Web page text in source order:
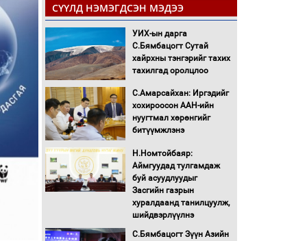
СҮҮЛД НЭМЭГДСЭН МЭДЭЭ
УИХ-ын дарга
С.Бямбацогт Сутай
хайрхны тэнгэрийг тахих
тахилгад оролцлоо
С.Амарсайхан: Иргэдийг
хохироосон ААН-ийн
нуугтмал хөрөнгийг
битүүмжлэнэ
Н.Номтойбаяр:
Аймгуудад тулгамдаж
буй асуудлуудыг
Засгийн газрын
хуралдаанд танилцуулж,
шийдвэрлүүлнэ
С.Бямбацогт Зүүн Азийн